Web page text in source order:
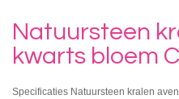
Natuursteen
kwarts bloem
Specificaties Natuursteen kralen